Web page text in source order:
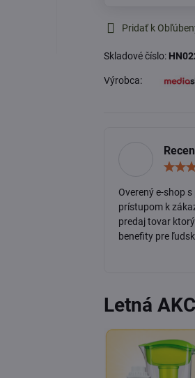
Pridať k
Skladové číslo:
Výrobca:
Overený e-shop
prístupom k
predaj tovar
benefity pre
Letná